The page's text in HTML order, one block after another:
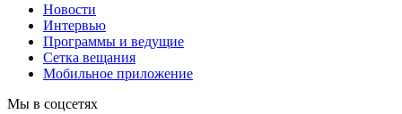
Новости
Интервью
Программы и ведущие
Сетка вещания
Мобильное приложение
Мы в соцсетях